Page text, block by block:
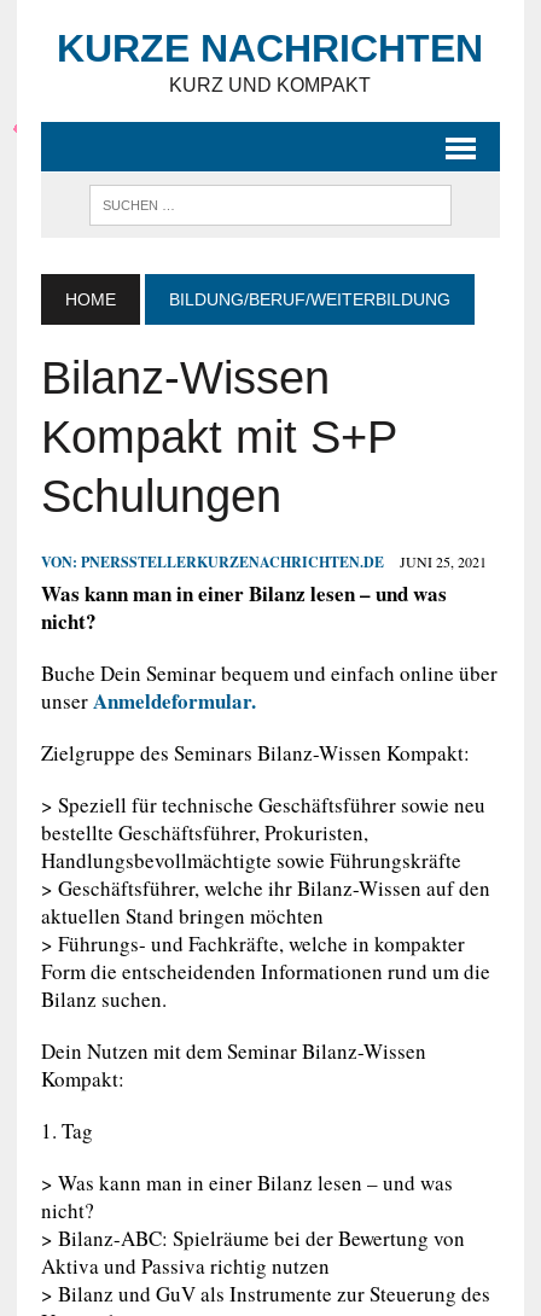
KURZE NACHRICHTEN
KURZ UND KOMPAKT
HOME BILDUNG/BERUF/WEITERBILDUNG
Bilanz-Wissen
Kompakt mit S+P
Schulungen
VON: PNERSSTELLERKURZENACHRICHTEN.DE JUNI 25, 2021
Was kann man in einer Bilanz lesen – und was
nicht?
Buche Dein Seminar bequem und einfach online über
unserAnmeldeformular.
Zielgruppe des Seminars Bilanz-Wissen Kompakt:
> Speziell für technische Geschäftsführer sowie neu
bestellte Geschäftsführer, Prokuristen,
Handlungsbevollmächtigte sowie Führungskräfte
> Geschäftsführer, welche ihr Bilanz-Wissen auf den
aktuellen Stand bringen möchten
> Führungs- und Fachkräfte, welche in kompakter
Form die entscheidenden Informationen rund um die
Bilanz suchen.
Dein Nutzen mit dem Seminar Bilanz-Wissen
Kompakt:
1. Tag
> Was kann man in einer Bilanz lesen – und was
nicht?
> Bilanz-ABC: Spielräume bei der Bewertung von
Aktiva und Passiva richtig nutzen
> Bilanz und GuV als Instrumente zur Steuerung des